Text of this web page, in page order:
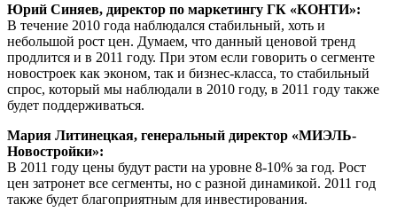
Юрий Синяев, директор по маркетингу ГК «КОНТИ»:
В течение 2010 года наблюдался стабильный, хоть и
небольшой рост цен. Думаем, что данный ценовой тренд
продлится и в 2011 году. При этом если говорить о сегменте
новостроек как эконом, так и бизнес-класса, то стабильный
спрос, который мы наблюдали в 2010 году, в 2011 году также
будет поддерживаться.
Мария Литинецкая, генеральный директор «МИЭЛЬ-
Новостройки»:
В 2011 году цены будут расти на уровне 8-10% за год. Рост
цен затронет все сегменты, но с разной динамикой. 2011 год
также будет благоприятным для инвестирования.